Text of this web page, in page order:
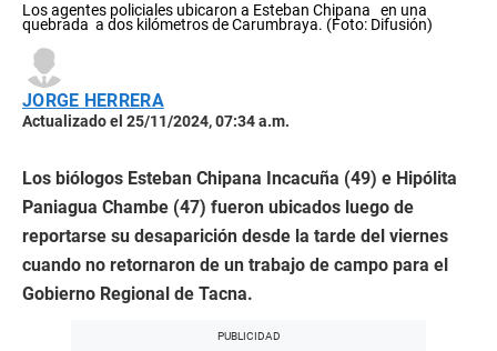
Los agentes policiales ubicaron a Esteban Chipana en una
quebrada a dos kilómetros de Carumbraya. (Foto: Difusión)
JORGE HERRERA
Actualizado el 25/11/2024, 07:34 a.m.
Los biólogos Esteban Chipana Incacuña (49) e Hipólita
Paniagua Chambe (47) fueron ubicados luego de
reportarse su desaparición desde la tarde del viernes
cuando no retornaron de un trabajo de campo para el
Gobierno Regional de Tacna.